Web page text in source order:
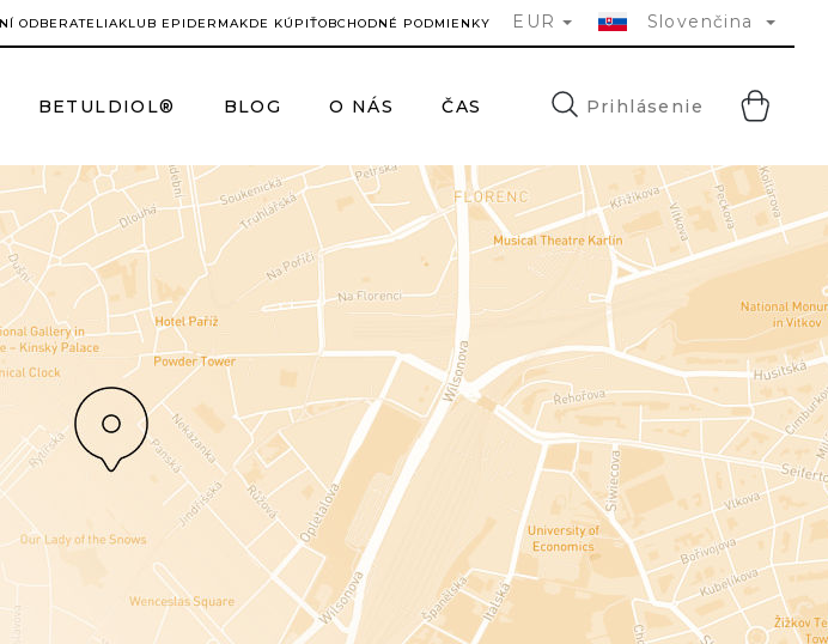
ODBERATELIAKLUB EPIDERMAKDE KÚPIŤOBCHODNÉ PODMIENKY EUR Slovenčina
BETULDIOL® BLOG O NÁS ČASTÉ DOTAZY KONTAKTY
Prihlásenie